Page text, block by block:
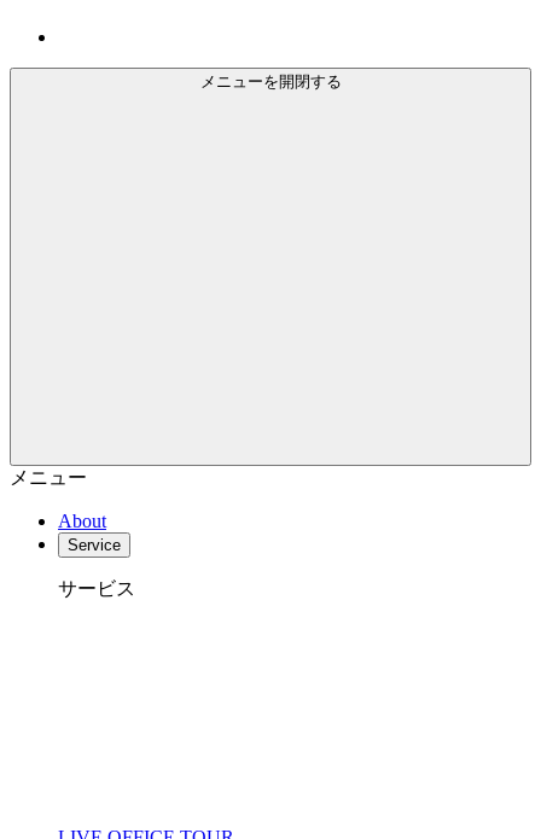
メニューを開閉する
メニュー
About
Service
サービス